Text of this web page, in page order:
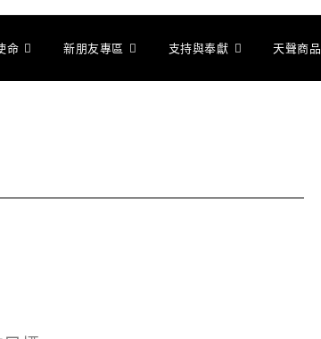
命 新朋友專區 支持與奉獻 天聲商品